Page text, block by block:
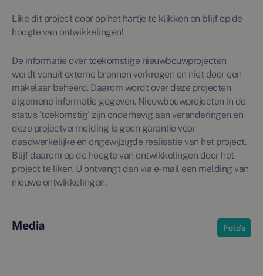
Like dit project door op het hartje te klikken en blijf op de
hoogte van ontwikkelingen!
De informatie over toekomstige nieuwbouwprojecten
wordt vanuit externe bronnen verkregen en niet door een
makelaar beheerd. Daarom wordt over deze projecten
algemene informatie gegeven. Nieuwbouwprojecten in de
status 'toekomstig' zijn onderhevig aan veranderingen en
deze projectvermelding is geen garantie voor
daadwerkelijke en ongewijzigde realisatie van het project.
Blijf daarom op de hoogte van ontwikkelingen door het
project te liken. U ontvangt dan via e-mail een melding van
nieuwe ontwikkelingen.
Media Foto's